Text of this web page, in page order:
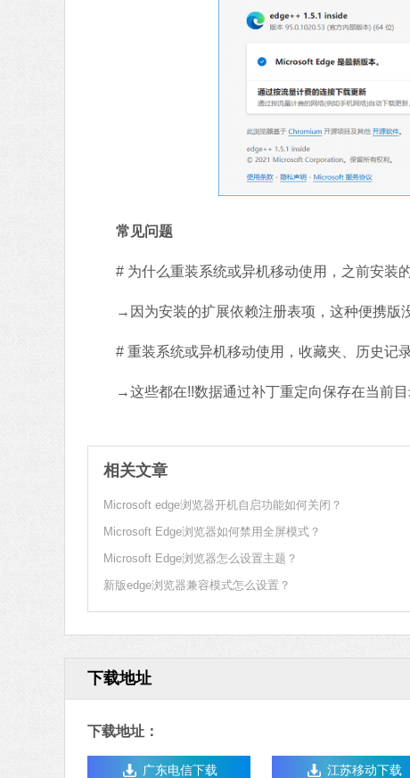
常见问题
# 为什么重装系统或异机移动使用，之前安装
→因为安装的扩展依赖注册表项，这种便携版
# 重装系统或异机移动使用，收藏夹、历史记
→这些都在!!数据通过补丁重定向保存在当前目
相关文章
Microsoft edge浏览器开机自启功能如何关闭？
Microsoft Edge浏览器如何禁用全屏模式？
Microsoft Edge浏览器怎么设置主题？
新版edge浏览器兼容模式怎么设置？
下载地址
下载地址：
广东电信下载 江苏移动下载